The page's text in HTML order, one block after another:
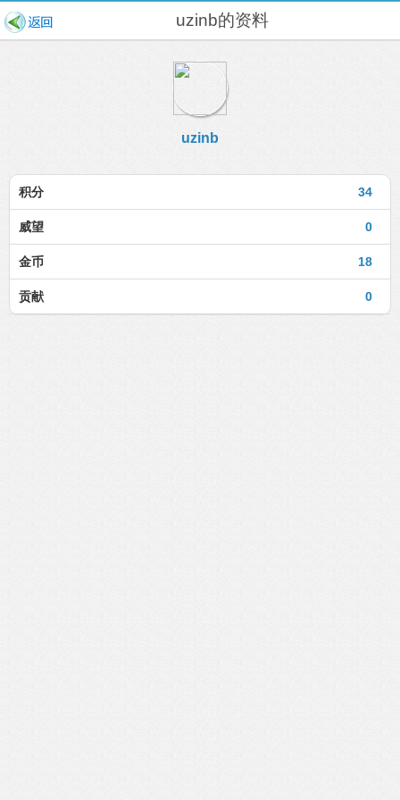
uzinb的资料
uzinb
34
积分
0
威望
18
金币
0
贡献